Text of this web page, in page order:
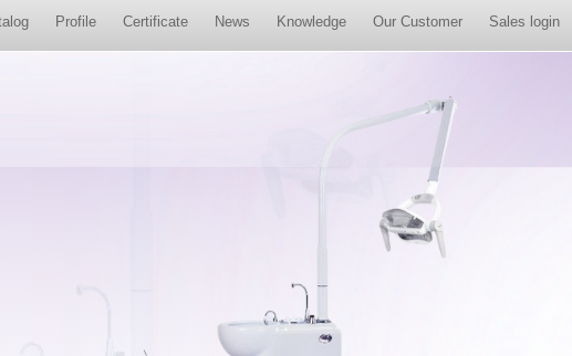
Profile Certificate News Knowledge Our Customer Sales login